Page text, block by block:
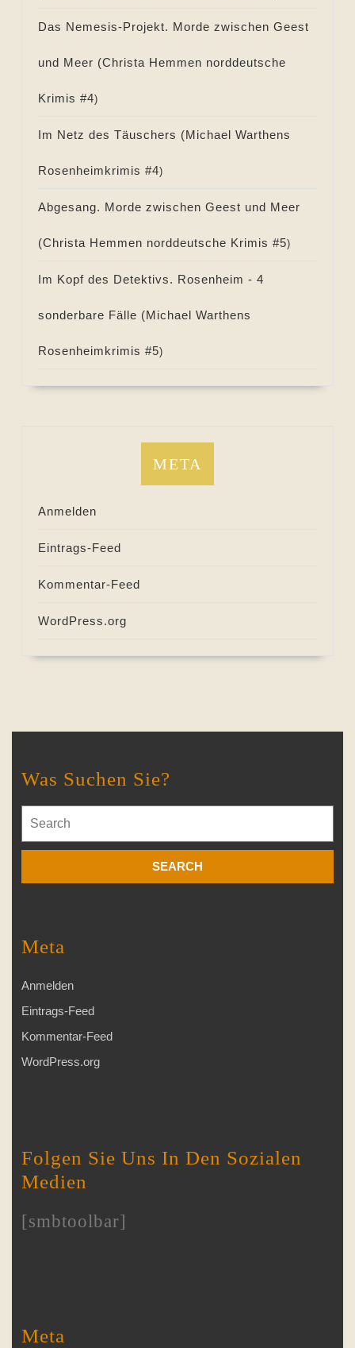
Das Nemesis-Projekt. Morde zwischen Geest
und Meer (Christa Hemmen norddeutsche
Krimis #4)
Im Netz des Täuschers (Michael Warthens
Rosenheimkrimis #4)
Abgesang. Morde zwischen Geest und Meer
(Christa Hemmen norddeutsche Krimis #5)
Im Kopf des Detektivs. Rosenheim - 4
sonderbare Fälle (Michael Warthens
Rosenheimkrimis #5)
META
Anmelden
Eintrags-Feed
Kommentar-Feed
WordPress.org
Was Suchen Sie?
for:
Meta
Anmelden
Eintrags-Feed
Kommentar-Feed
WordPress.org
Folgen Sie Uns In Den Sozialen
Medien
[smbtoolbar]
Meta